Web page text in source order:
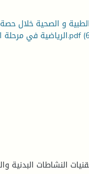
و الصحية خلال حصة
الرياضية في مرحلة التعليم المتوسط.pdf
النشاطات البدنية